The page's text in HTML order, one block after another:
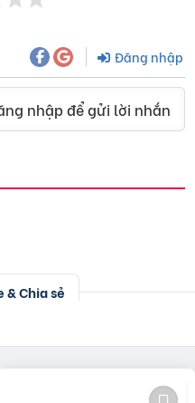
Đăng nhập
nhập để gửi lời nhắn
Chia sẻ